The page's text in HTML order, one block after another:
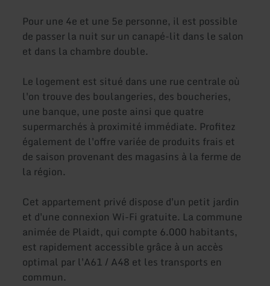
Pour une 4e et une 5e personne, il est possible
de passer la nuit sur un canapé-lit dans le salon
et dans la chambre double.
Le logement est situé dans une rue centrale où
l'on trouve des boulangeries, des boucheries,
une banque, une poste ainsi que quatre
supermarchés à proximité immédiate. Profitez
également de l'offre variée de produits frais et
de saison provenant des magasins à la ferme de
la région.
Cet appartement privé dispose d'un petit jardin
et d'une connexion Wi-Fi gratuite. La commune
animée de Plaidt, qui compte 6.000 habitants,
est rapidement accessible grâce à un accès
optimal par l'A61 / A48 et les transports en
commun.